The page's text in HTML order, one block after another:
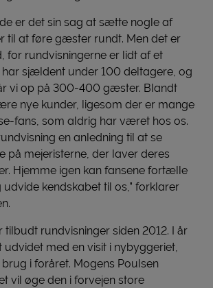
er det sin sag at sætte nogle af
til at føre gæster rundt. Men det er
rundvisningerne er lidt af et
har sjældent under 100 deltagere, og
vi op på 300-400 gæster. Blandt
nye kunder, ligesom der er mange
fans, som aldrig har været hos os.
en anledning til at se
på mejeristerne, der laver deres
Hjemme igen kan fansene fortælle
kendskabet til os,” forklarer
tilbudt rundvisninger siden 2012. I år
med en visit i nybyggeriet,
i foråret. Mogens Poulsen
vil øge den i forvejen store